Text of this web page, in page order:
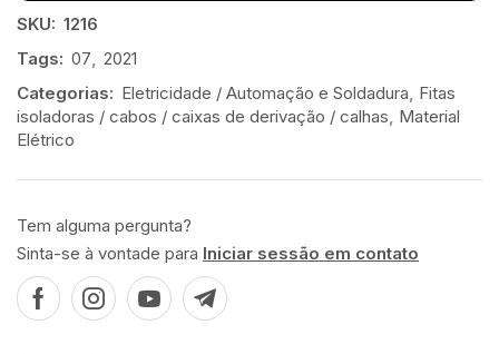
SKU: 1216
Tags: 07
2021
Categorias: Eletricidade / Automação e Soldadura Fitas
isoladoras / cabos / caixas de derivação / calhas Material
Elétrico
Tem alguma pergunta?
Sinta-se à vontade para Iniciar sessão em contato